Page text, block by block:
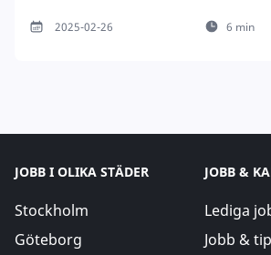
2025-02-26 6 min
JOBB I OLIKA STÄDER
Stockholm
Göteborg
JOBB &
Lediga
Jobb &